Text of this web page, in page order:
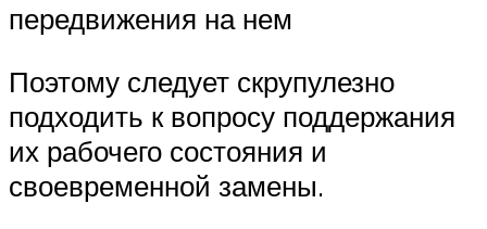
передвижения на нем
Поэтому следует скрупулезно
подходить к вопросу поддержания
их рабочего состояния и
своевременной замены.